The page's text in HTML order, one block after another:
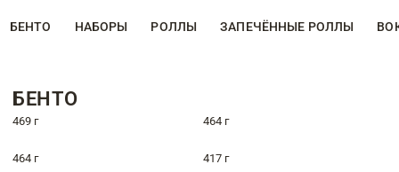
БЕНТО НАБОРЫ РОЛЛЫ ЗАПЕЧЁННЫЕ РОЛЛЫ
БЕНТО
469 г 464 г
464 г 417 г